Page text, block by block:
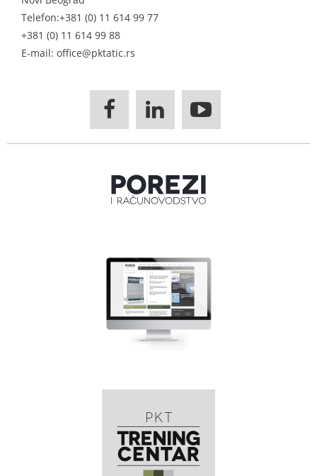
Telefon:+381 (0) 11 614 99 77
+381 (0) 11 614 99 88
E-mail: office@pktatic.rs
  